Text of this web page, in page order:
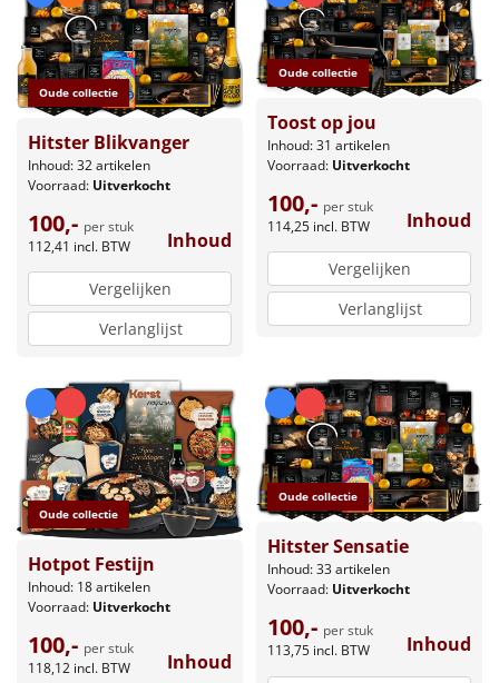
Oude collectie
Hitster Blikvanger
Inhoud: 32 artikelen
Voorraad: Uitverkocht
100,- per stuk
112,41 incl. BTW Inhoud
Vergelijken
Verlanglijst
Oude collectie
Toost op jou
Inhoud: 31 artikelen
Voorraad: Uitverkocht
100,- per stuk
114,25 incl. BTW Inhoud
Vergelijken
Verlanglijst
Oude collectie
Hotpot Festijn
Inhoud: 18 artikelen
Voorraad: Uitverkocht
100,- per stuk
118,12 incl. BTW Inhoud
Oude collectie
Hitster Sensatie
Inhoud: 33 artikelen
Voorraad: Uitverkocht
100,- per stuk
113,75 incl. BTW Inhoud